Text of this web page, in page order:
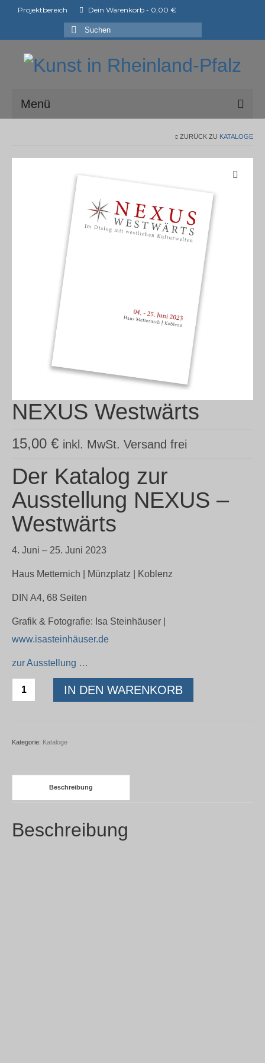
Projektbereich Dein Warenkorb - 0,00 €
Suchen
Menü
Mitglieder der ark e.V.
Ausstellungen
ArtShopper®
ZURÜCK ZU KATALOGE
NEXUS Westwärts
15,00 € inkl. MwSt. Versand frei
Der Katalog zur
Ausstellung NEXUS –
Westwärts
4. Juni – 25. Juni 2023
Haus Metternich | Münzplatz | Koblenz
DIN A4, 68 Seiten
Grafik & Fotografie: Isa Steinhäuser |
www.isasteinhäuser.de
zur Ausstellung …
NEXUS
Westwärts
IN DEN WARENKORB
Kategorie: Kataloge
Beschreibung
Beschreibung